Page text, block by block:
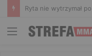
Menu